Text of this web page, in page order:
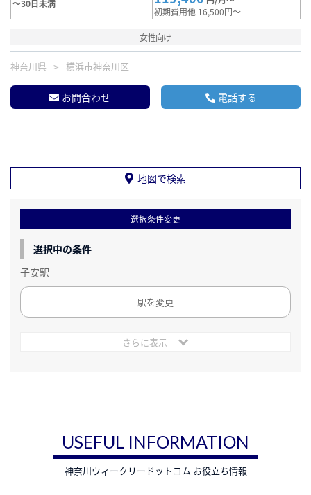
～30日未満
初期費用他 16,500円～
女性向け
神奈川県 横浜市神奈川区
お問合わせ 電話する
地図で検索
選択条件変更
選択中の条件
子安駅
駅を変更
さらに表示
USEFUL INFORMATION
神奈川ウィークリードットコム お役立ち情報